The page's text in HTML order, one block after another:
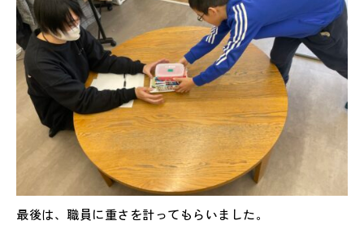
最後は、職員に重さを計ってもらいました。